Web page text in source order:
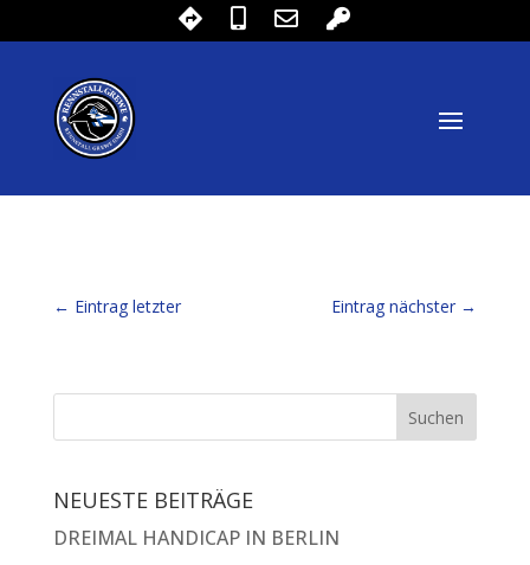
← Eintrag letzter Eintrag nächster →
NEUESTE BEITRÄGE
DREIMAL HANDICAP IN BERLIN